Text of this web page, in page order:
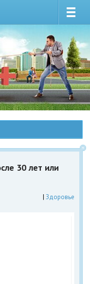
30 лет или
Здоровье